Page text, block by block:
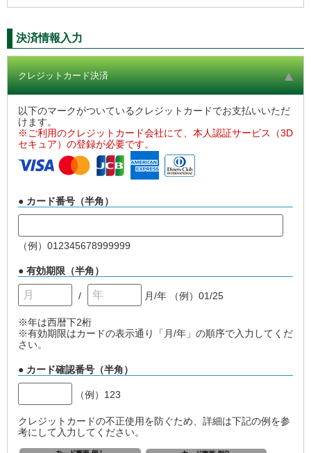
決済情報入力
クレジットカード決済
以下のマークがついているクレジットカードでお支払いいただ
けます。
※ご利用のクレジットカード会社にて、本人認証サービス（3D
セキュア）の登録が必要です。
● カード番号（半角）
（例）012345678999999
● 有効期限（半角）
/ 月/年 （例）01/25
※年は西暦下2桁
※有効期限はカードの表示通り「月/年」の順序で入力してくだ
さい。
● カード確認番号（半角）
（例）123
クレジットカードの不正使用を防ぐため、詳細は下記の例を参
考にして入力してください。